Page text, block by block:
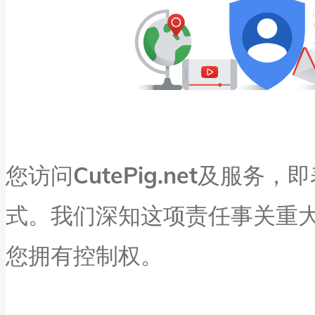
您访问CutePig.net及服务，
式。我们深知这项责任事关重
您拥有控制权。